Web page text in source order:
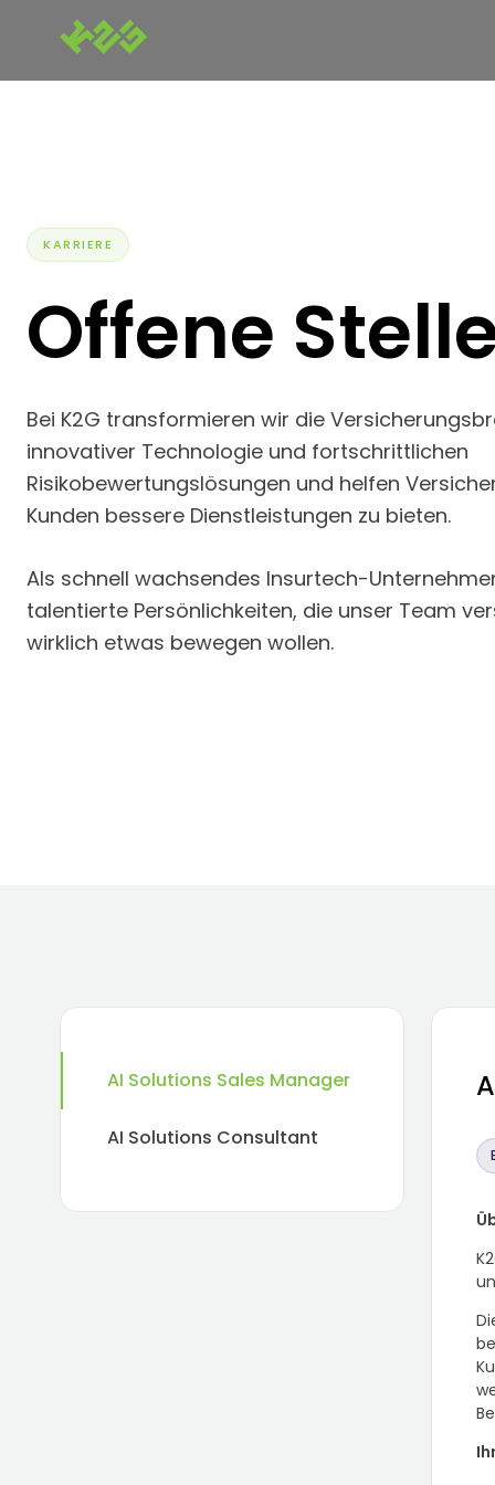
KARRIERE
Offene
Bei K2G transformieren wir die
innovativer Technologie und fortschrittlichen
Risikobewertungslösungen und helfen
Kunden bessere Dienstleistungen zu bieten.
Als schnell wachsendes Insurtech-
talentierte Persönlichkeiten, die unser Team
wirklich etwas bewegen wollen.
AI Solutions Sales Manager
AI Solutions Consultant